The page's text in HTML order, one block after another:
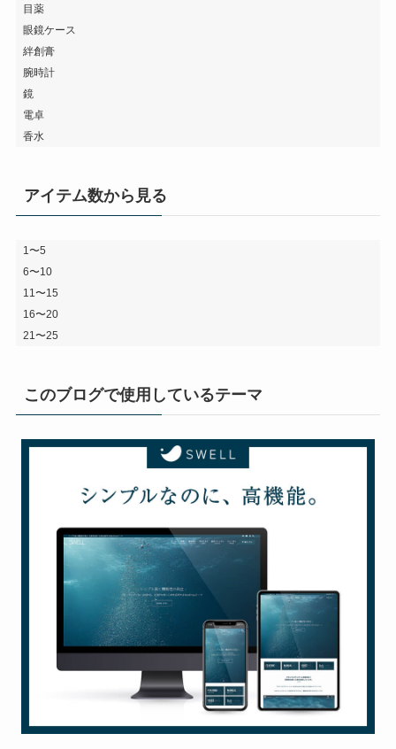
目薬
眼鏡ケース
絆創膏
腕時計
鏡
電卓
香水
アイテム数から見る
1〜5
6〜10
11〜15
16〜20
21〜25
このブログで使用しているテーマ